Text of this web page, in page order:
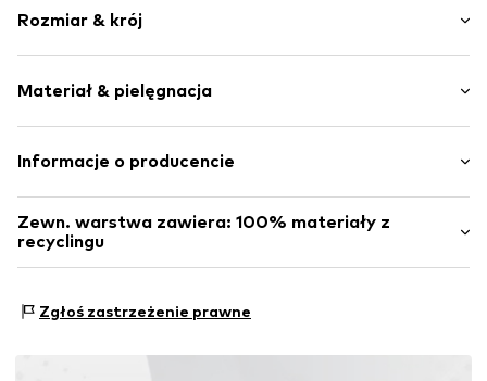
Dres
Z kapturem
Proste zakończenie
Miękki w dotyku
Rozmiar & krój
Długość: Długość normalna
Krój: Luźny krój
Materiał & pielęgnacja
Materiał: 60% Bawełna, 40% Poliester - PES (z
Informacje o producencie
Modering 1
22457 Hamburg
DE
Zewn. warstwa zawiera: 100% materiały z
recyclingu
testu
Ten produkt zawiera materiały pochodzące z recyklingu
Zgłoś zastrzeżenie prawne